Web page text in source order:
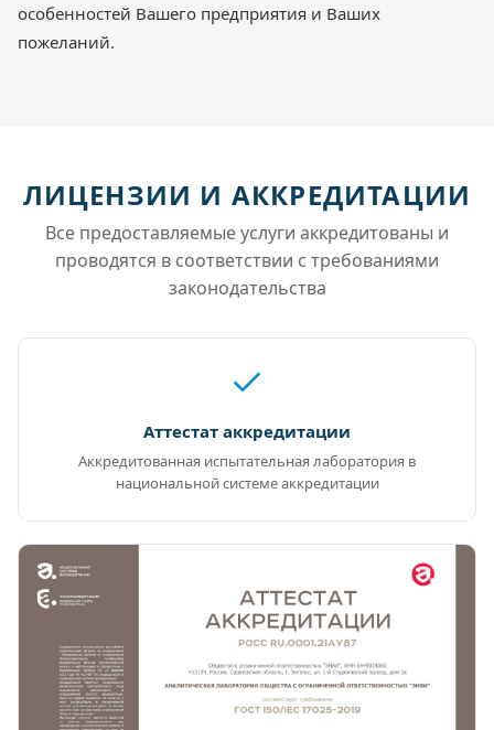
особенностей Вашего предприятия и Ваших
пожеланий.
ЛИЦЕНЗИИ И АККРЕДИТАЦИИ
Все предоставляемые услуги аккредитованы и
проводятся в соответствии с требованиями
законодательства
Аттестат аккредитации
Аккредитованная испытательная лаборатория в
национальной системе аккредитации